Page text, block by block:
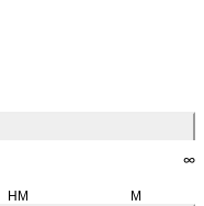
∞
HM M